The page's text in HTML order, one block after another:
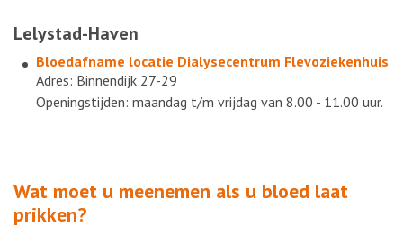
Lelystad-Haven
Bloedafname locatie Dialysecentrum Flevoziekenhuis
Adres: Binnendijk 27-29
Openingstijden: maandag t/m vrijdag van 8.00 - 11.00 uur.
Wat moet u meenemen als u bloed laat
prikken?